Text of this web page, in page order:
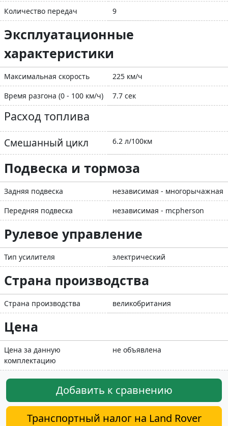
Количество передач
9
Эксплуатационные
характеристики
Максимальная скорость
225 км/ч
Время разгона (0 - 100 км/ч)
7.7 сек
Расход топлива
Смешанный цикл 6.2 л/100км
Подвеска и тормоза
Задняя подвеска
независимая - многорычажная
Передняя подвеска
независимая - mcpherson
Рулевое управление
Тип усилителя электрический
Страна производства
Страна производства великобритания
Цена
Цена за данную
комплектацию
не объявлена
Добавить к сравнению
Транспортный налог на Land Rover